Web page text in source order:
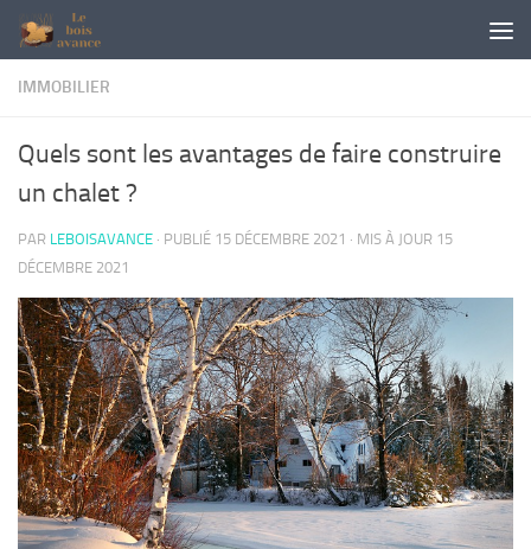
Skip to content
IMMOBILIER
Quels sont les avantages de faire construire
un chalet ?
PAR LEBOISAVANCE · PUBLIÉ 15 DÉCEMBRE 2021 · MIS À JOUR 15
DÉCEMBRE 2021